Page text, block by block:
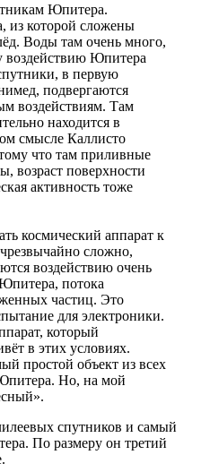
Юпитера.
из которой сложены
Воды там очень много,
воздействию Юпитера
в первую
подвергаются
воздействиям. Там
находится в
смысле Каллисто
что там приливные
возраст поверхности
активность тоже
космический аппарат к
сложно,
воздействию очень
потока
частиц. Это
для электроники.
который
в этих условиях.
простой объект из всех
Но, на мой
спутников и самый
По размеру он третий